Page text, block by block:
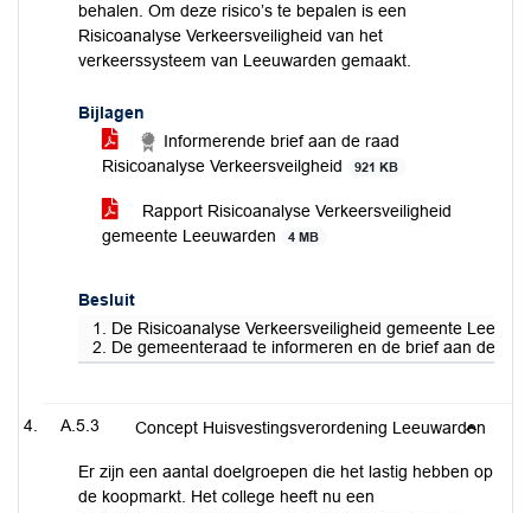
behalen. Om deze risico’s te bepalen is een
Risicoanalyse Verkeersveiligheid van het
verkeerssysteem van Leeuwarden gemaakt.
Bijlagen
Informerende brief aan de raad
Risicoanalyse Verkeersveilgheid
921 KB
Rapport Risicoanalyse Verkeersveiligheid
gemeente Leeuwarden
4 MB
Besluit
1. De Risicoanalyse Verkeersveiligheid gemeente
2. De gemeenteraad te informeren en de brief aan de
A.5.3 Concept Huisvestingsverordening Leeuwarden
Er zijn een aantal doelgroepen die het lastig hebben op
de koopmarkt. Het college heeft nu een